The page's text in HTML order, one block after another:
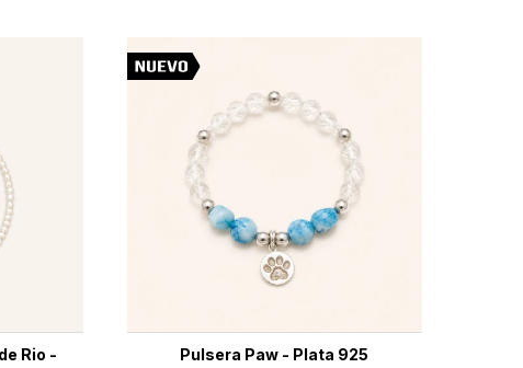
Rio -
Pulsera Paw - Plata 925